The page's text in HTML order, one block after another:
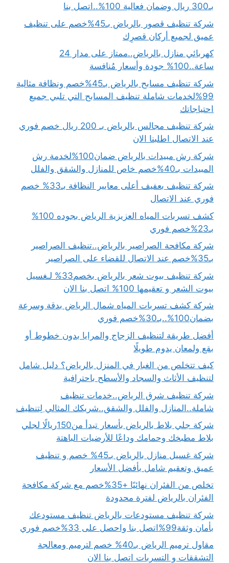
بـ300 ريال وضمان فعالية 100%..اتصل بنا
شركة تنظيف قصور بالرياض بـ45%خصم على تنظيف
عميق لجميع أركان قصرِك
كهربائي منازل بالرياض..ممتاز على مدار 24
ساعة..100% جودة وأسعار مُنافسة
شركة تنظيف مسابح بالرياض بـ45%خصم ونظافة مثالية
99%لخدمات شاملة تنظيف المسابح التي تلبي جميع
احتياجاتك
شركة تنظيف مجالس بالرياض بـ 200 ريال خصم فوري
عند الاتصال اطلبنا الان
شركة رش مبيدات بالرياض ضمان100%لخدمة رش
المبيدات بـ40%خصم خاص للمنازل والشقق والفلل
شركة تنظيف بعفيف أعلى معايير النظافة بـ33% خصم
فوري عند الاتصال
كشف تسربات المياه العزيزية الرياض بجوده 100%
بـ23%خصم فوري
شركة مكافحة الصراصير بالرياض..تنظيف الصراصير
بـ35%خصم عند الاتصال للقضاء على الصراصير
شركة تنظيف بيوت شعر بالرياض بخصم33% لـغسيل
بيوت الشعر و تعقيمها 100% اتصل بنا الان
شركة كشف تسربات المياه شمال الرياض بدقة وسرعة
بضمان100%..بـ30%خصم فوري
أفضل طريقة لتنظيف الزجاج والمرايا بدون خطوط أو
بقع ولمعان يدوم طويلًا
كيف تتخلص من الغبار في المنزل بالرياض؟ دليل شامل
لتنظيف الأثاث والسجاد والأسطح باحترافية
شركة تنظيف شرق الرياض..خدمات تنظيف
شاملة..المنازل والفلل والشقق..شريكك المثالي لِتنظيف
شركة جلي بلاط بالرياض بأسعار تبدأ من150ريالًا لجلي
بلاط مطبخك وحمامك وداعًا للأرضيات الباهتة
شركة غسيل منازل بالرياض بـ45% خصم و تنظيف
عميق وتعقيم شامل بأفضل الأسعار
تخلص من الفئران نهائيًا +35%خصم مع شركة مكافحة
الفئران بالرياض لفترة محدودة
شركة تنظيف مستودعات بالرياض تنظيف مستودعك
بأمان وثقة99%اتصل بنا واحصل على 33%خصم فوري
مقاول ترميم الرياض بـ40% خصم لترميم ومعالجة
التشققات و التسربات اتصل بنا الان